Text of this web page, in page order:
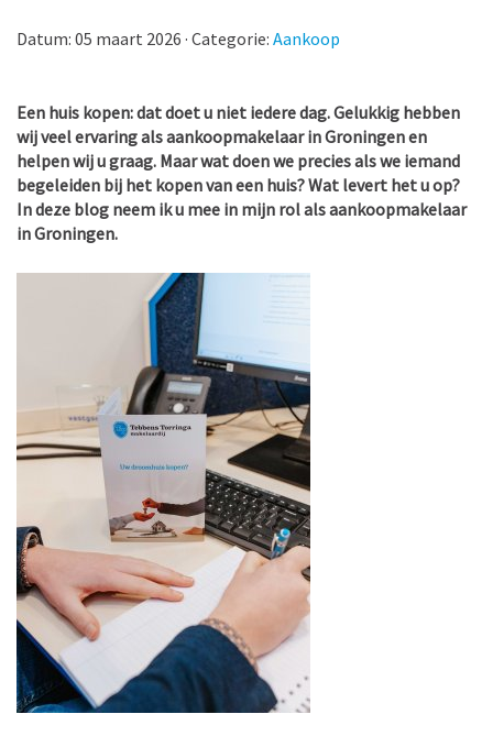
Datum: 05 maart 2026 · Categorie: Aankoop
Een huis kopen: dat doet u niet iedere dag. Gelukkig hebben
wij veel ervaring als aankoopmakelaar in Groningen en
helpen wij u graag. Maar wat doen we precies als we iemand
begeleiden bij het kopen van een huis? Wat levert het u op?
In deze blog neem ik u mee in mijn rol als aankoopmakelaar
in Groningen.